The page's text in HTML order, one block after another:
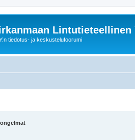
Lintutieteellinen
tiedotus- ja keskustelufoorumi